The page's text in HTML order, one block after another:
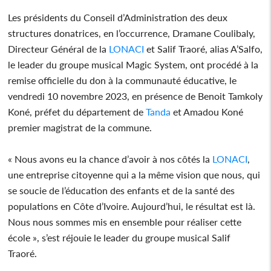
Les présidents du Conseil d’Administration des deux
structures donatrices, en l’occurrence, Dramane Coulibaly,
Directeur Général de la LONACI et Salif Traoré, alias A’Salfo,
le leader du groupe musical Magic System, ont procédé à la
remise officielle du don à la communauté éducative, le
vendredi 10 novembre 2023, en présence de Benoit Tamkoly
Koné, préfet du département deTanda et Amadou Koné
premier magistrat de la commune.
« Nous avons eu la chance d’avoir à nos côtés la LONACI,
une entreprise citoyenne qui a la même vision que nous, qui
se soucie de l’éducation des enfants et de la santé des
populations en Côte d’Ivoire. Aujourd’hui, le résultat est là.
Nous nous sommes mis en ensemble pour réaliser cette
école », s’est réjouie le leader du groupe musical Salif
Traoré.